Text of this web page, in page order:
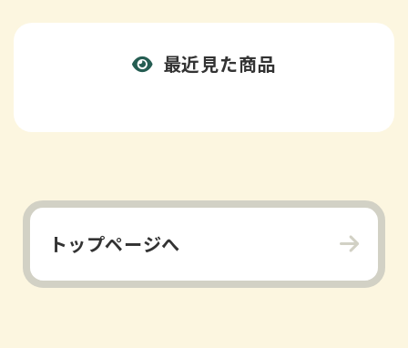
最近見た商品
トップページへ